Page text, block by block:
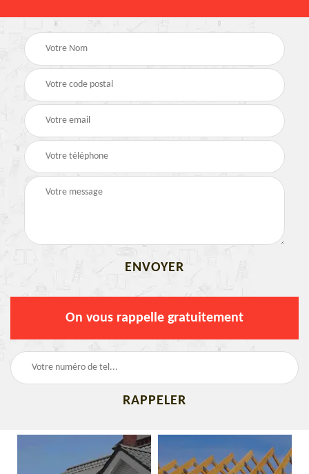
On vous rappelle gratuitement